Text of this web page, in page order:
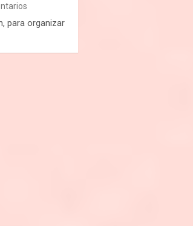
para organizar